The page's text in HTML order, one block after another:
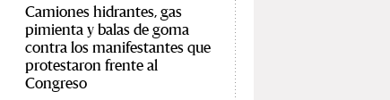
Camiones hidrantes, gas
pimienta y balas de goma
contra los manifestantes que
protestaron frente al
Congreso